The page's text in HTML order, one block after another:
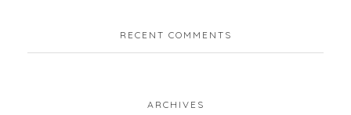
RECENT COMMENTS
ARCHIVES